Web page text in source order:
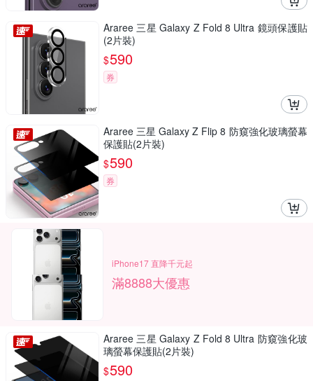
Araree 三星 Galaxy Z Fold 8 Ultra 鏡頭保護貼
(2片裝)
$590
券
Araree 三星 Galaxy Z Flip 8 防窺強化玻璃螢幕
保護貼(2片裝)
$590
券
iPhone17 直降千元起
滿8888大優惠
Araree 三星 Galaxy Z Fold 8 Ultra 防窺強化玻
璃螢幕保護貼(2片裝)
$590